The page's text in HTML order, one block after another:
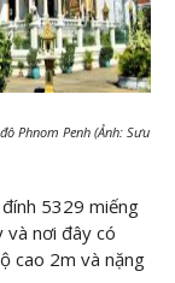
Phnom Penh (Ảnh: Sưu
5329 miếng
và nơi đây có
cao 2m và nặng